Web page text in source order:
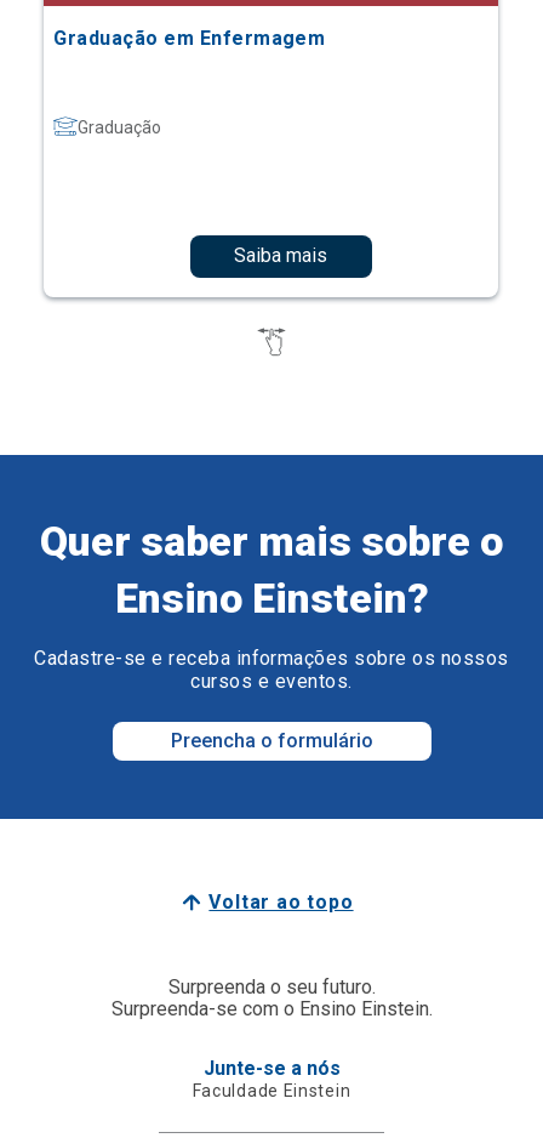
Graduação em Enfermagem
Graduação
Saiba mais
Quer saber mais sobre o
Ensino Einstein?
Cadastre-se e receba informações sobre os nossos
cursos e eventos.
Preencha o formulário
Voltar ao topo
Surpreenda o seu futuro.
Surpreenda-se com o Ensino Einstein.
Junte-se a nós
Faculdade Einstein